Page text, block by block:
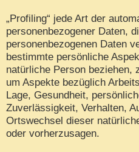
„Profiling“ jede Art der
personenbezogener Daten,
personenbezogenen Daten
bestimmte persönliche
natürliche Person beziehen,
um Aspekte bezüglich
Lage, Gesundheit,
Zuverlässigkeit, Verhalten,
Ortswechsel dieser
oder vorherzusagen.